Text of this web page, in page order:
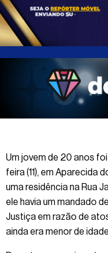
Um jovem de 20 anos
feira (11), em Aparecida
uma residência na Rua
ele havia um mandado
Justiça em razão de
ainda era menor de